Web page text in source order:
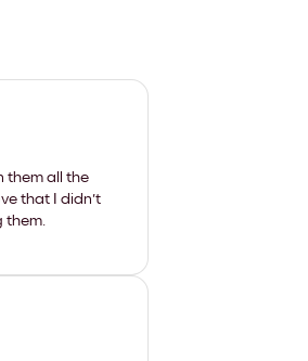
them all the
that I didn't
them.